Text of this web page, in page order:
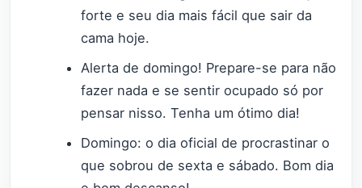
forte e seu dia mais fácil que sair da
cama hoje.
Alerta de domingo! Prepare-se para não
fazer nada e se sentir ocupado só por
pensar nisso. Tenha um ótimo dia!
Domingo: o dia oficial de procrastinar o
que sobrou de sexta e sábado. Bom dia